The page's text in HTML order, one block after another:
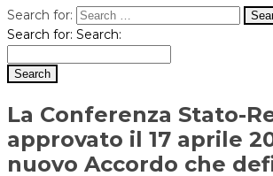
Search for:
Search for: Search:
La Conferenza Stato-
approvato il 17 aprile
nuovo Accordo che